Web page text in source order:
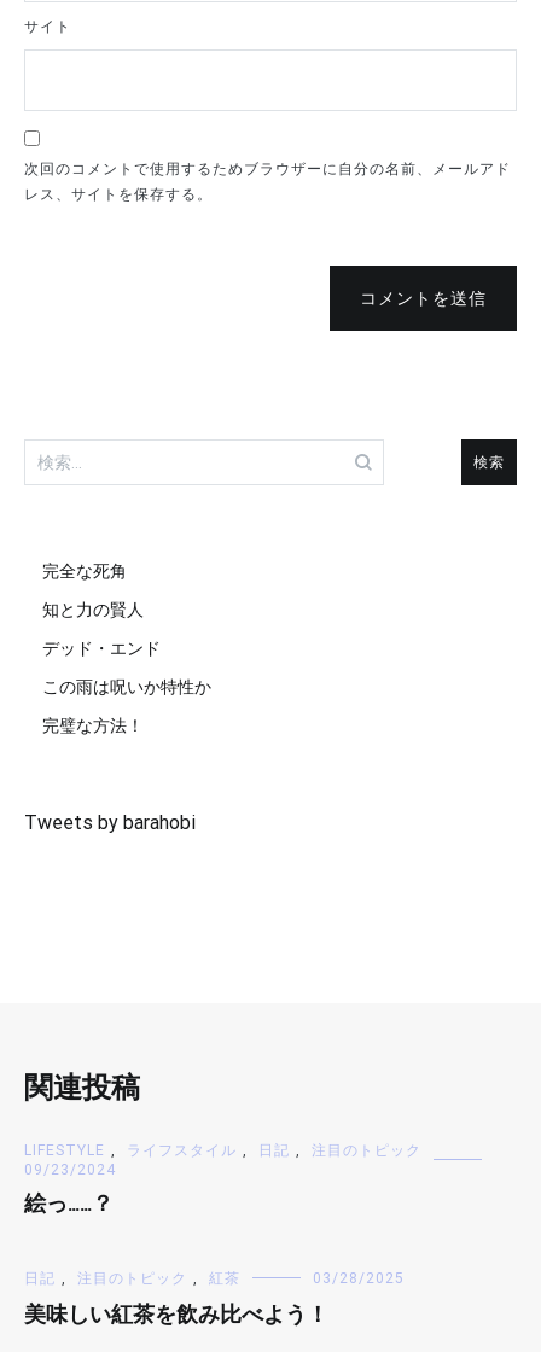
サイト
次回のコメントで使用するためブラウザーに自分の名前、メールアド
レス、サイトを保存する。
コメントを送信
検
索:
完全な死角
知と力の賢人
デッド・エンド
この雨は呪いか特性か
完璧な方法！
Tweets by barahobi
関連投稿
LIFESTYLE , ライフスタイル , 日記 ,
注目のトピック
09/23/2024
絵っ……？
日記 , 注目のトピック , 紅茶 03/28/2025
美味しい紅茶を飲み比べよう！